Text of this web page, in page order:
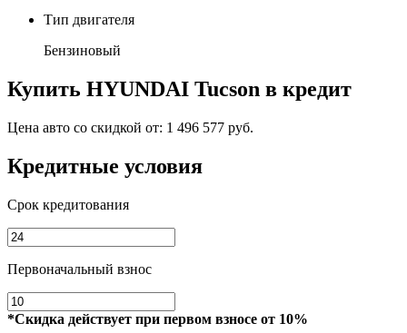
Тип двигателя
Бензиновый
Купить HYUNDAI Tucson в кредит
Цена авто со скидкой от: 1 496 577 руб.
Кредитные условия
Срок кредитования
Первоначальный взнос
*Скидка действует при первом взносе от 10%